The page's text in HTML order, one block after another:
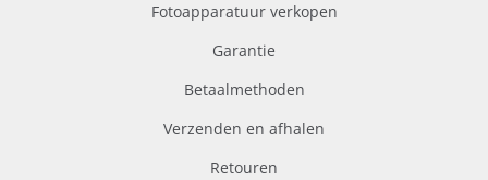
Fotoapparatuur verkopen
Garantie
Betaalmethoden
Verzenden en afhalen
Retouren